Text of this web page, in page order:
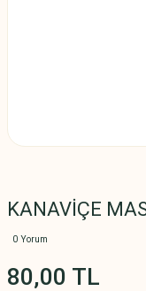
KANAVİÇE
0 Yorum
80,00 TL